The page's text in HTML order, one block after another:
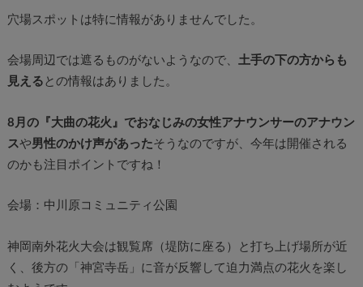
穴場スポットは特に情報がありませんでした。
会場周辺では遮るものがないようなので、 土手の下の方からも
見える との情報はありました。
8月の『大曲の花火』でおなじみの女性アナウンサーのアナウン
スや男性のかけ声があったそうなのですが、今年は開催される
のかも注目ポイントですね！
会場：中川原コミュニティ公園
神岡南外花火大会は観覧席（堤防に座る）と打ち上げ場所が近
く、後方の「神宮寺岳」に音が反響して迫力満点の花火を楽し